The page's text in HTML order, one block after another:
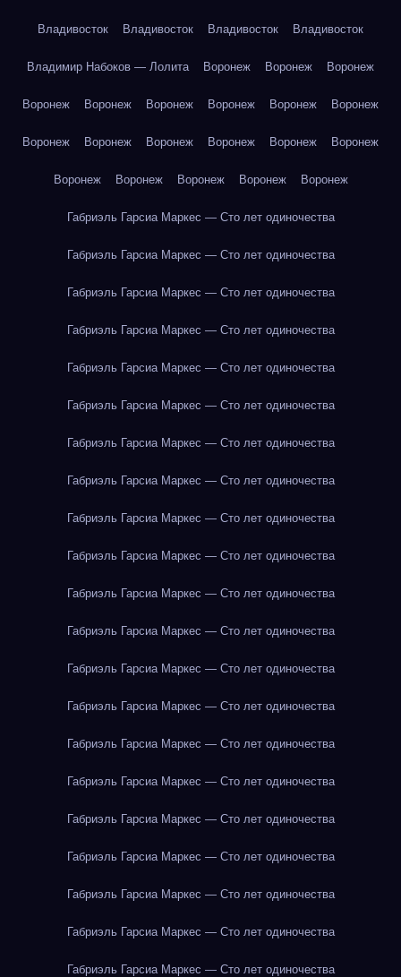
Владивосток Владивосток Владивосток Владивосток
Владимир Набоков — Лолита Воронеж Воронеж Воронеж
Воронеж Воронеж Воронеж Воронеж Воронеж Воронеж
Воронеж Воронеж Воронеж Воронеж Воронеж Воронеж
Воронеж Воронеж Воронеж Воронеж Воронеж
Габриэль Гарсиа Маркес — Сто лет одиночества
Габриэль Гарсиа Маркес — Сто лет одиночества
Габриэль Гарсиа Маркес — Сто лет одиночества
Габриэль Гарсиа Маркес — Сто лет одиночества
Габриэль Гарсиа Маркес — Сто лет одиночества
Габриэль Гарсиа Маркес — Сто лет одиночества
Габриэль Гарсиа Маркес — Сто лет одиночества
Габриэль Гарсиа Маркес — Сто лет одиночества
Габриэль Гарсиа Маркес — Сто лет одиночества
Габриэль Гарсиа Маркес — Сто лет одиночества
Габриэль Гарсиа Маркес — Сто лет одиночества
Габриэль Гарсиа Маркес — Сто лет одиночества
Габриэль Гарсиа Маркес — Сто лет одиночества
Габриэль Гарсиа Маркес — Сто лет одиночества
Габриэль Гарсиа Маркес — Сто лет одиночества
Габриэль Гарсиа Маркес — Сто лет одиночества
Габриэль Гарсиа Маркес — Сто лет одиночества
Габриэль Гарсиа Маркес — Сто лет одиночества
Габриэль Гарсиа Маркес — Сто лет одиночества
Габриэль Гарсиа Маркес — Сто лет одиночества
Габриэль Гарсиа Маркес — Сто лет одиночества